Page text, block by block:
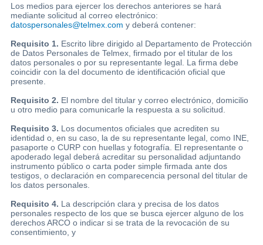
Los medios para ejercer los derechos anteriores se hará
mediante solicitud al correo electrónico:
datospersonales@telmex.com y deberá contener:
Requisito 1. Escrito libre dirigido al Departamento de Protección
de Datos Personales de Telmex, firmado por el titular de los
datos personales o por su representante legal. La firma debe
coincidir con la del documento de identificación oficial que
presente.
Requisito 2. El nombre del titular y correo electrónico, domicilio
u otro medio para comunicarle la respuesta a su solicitud.
Requisito 3. Los documentos oficiales que acrediten su
identidad o, en su caso, la de su representante legal, como INE,
pasaporte o CURP con huellas y fotografía. El representante o
apoderado legal deberá acreditar su personalidad adjuntando
instrumento público o carta poder simple firmada ante dos
testigos, o declaración en comparecencia personal del titular de
los datos personales.
Requisito 4. La descripción clara y precisa de los datos
personales respecto de los que se busca ejercer alguno de los
derechos ARCO o indicar si se trata de la revocación de su
consentimiento, y